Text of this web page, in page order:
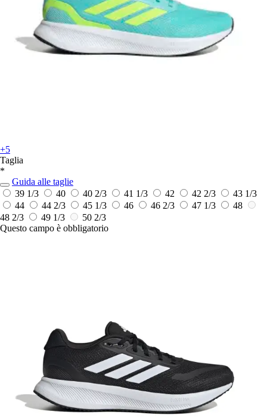
+5
Taglia
*
Guida alle taglie
39 1/3
40 40 2/3 41 1/3 42 42 2/3
43 1/3
44
44 2/3 45 1/3 46 46 2/3 47 1/3
48
48 2/3
49 1/3
50 2/3
Questo campo è obbligatorio